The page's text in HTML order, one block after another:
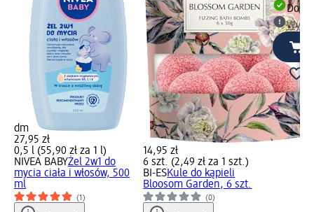
dm
27,95 zł
0,5 l (55,90 zł za 1 l)
NIVEA BABYŻel 2w1 do
mycia ciała i włosów, 500
ml
(1)
14,95 zł
6 szt. (2,49 zł za 1 szt.)
BI-ESKule do kąpieli
Bloosom Garden, 6 szt.
(0)